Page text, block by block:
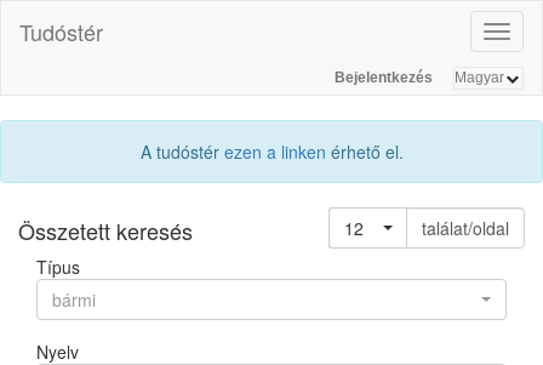
Tudóstér
Bejelentkezés
A tudóstér ezen a linken érhető el.
Összetett keresés 12
találat/oldal
Típus
bármi
Nyelv